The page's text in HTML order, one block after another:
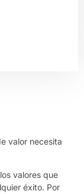
valor necesita
valores que
éxito. Por